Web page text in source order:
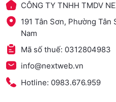
CÔNG TY TNHH TMDV
191 Tân Sơn, Phường
Nam
Mã số thuế: 0312804983
info@nextweb.vn
Hotline: 0983.676.959